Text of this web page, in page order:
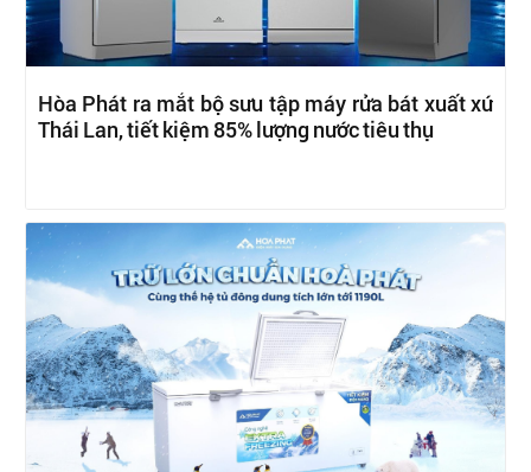
Hòa Phát ra mắt bộ sưu tập máy rửa bát xuất xứ
Thái Lan, tiết kiệm 85% lượng nước tiêu thụ